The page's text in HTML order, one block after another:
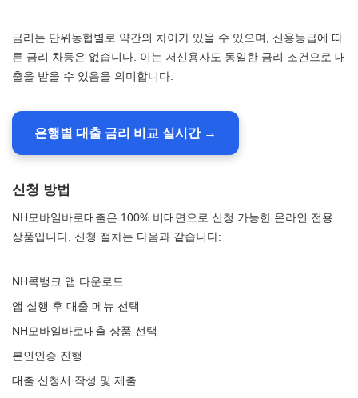
금리는 단위농협별로 약간의 차이가 있을 수 있으며, 신용등급에 따
른 금리 차등은 없습니다. 이는 저신용자도 동일한 금리 조건으로 대
출을 받을 수 있음을 의미합니다.
은행별 대출 금리 비교 실시간 →
신청 방법
NH모바일바로대출은 100% 비대면으로 신청 가능한 온라인 전용
상품입니다. 신청 절차는 다음과 같습니다:
NH콕뱅크 앱 다운로드
앱 실행 후 대출 메뉴 선택
NH모바일바로대출 상품 선택
본인인증 진행
대출 신청서 작성 및 제출